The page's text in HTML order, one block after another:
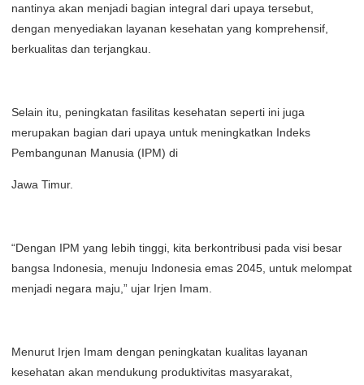
nantinya akan menjadi bagian integral dari upaya tersebut,
dengan menyediakan layanan kesehatan yang komprehensif,
berkualitas dan terjangkau.
Selain itu, peningkatan fasilitas kesehatan seperti ini juga
merupakan bagian dari upaya untuk meningkatkan Indeks
Pembangunan Manusia (IPM) di
Jawa Timur.
“Dengan IPM yang lebih tinggi, kita berkontribusi pada visi besar
bangsa Indonesia, menuju Indonesia emas 2045, untuk melompat
menjadi negara maju,” ujar Irjen Imam.
Menurut Irjen Imam dengan peningkatan kualitas layanan
kesehatan akan mendukung produktivitas masyarakat,